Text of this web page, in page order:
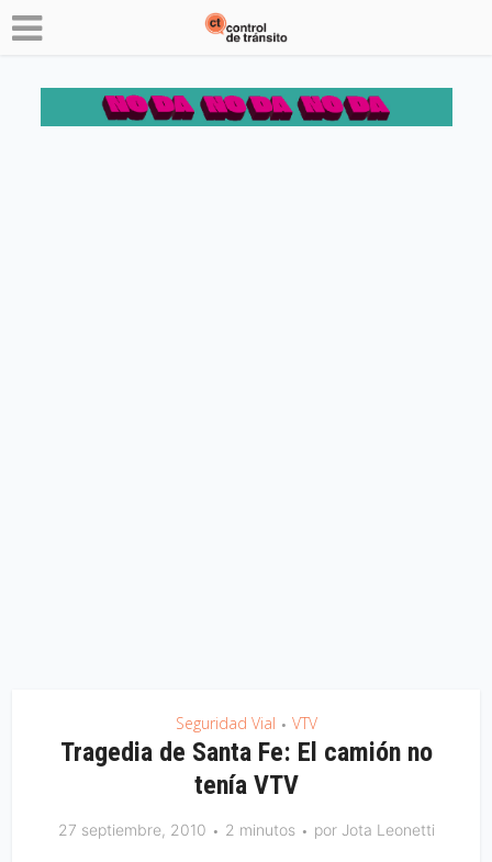
Seguridad Vial • VTV
Tragedia de Santa Fe: El camión no
tenía VTV
27 septiembre, 2010 2 minutos por Jota Leonetti